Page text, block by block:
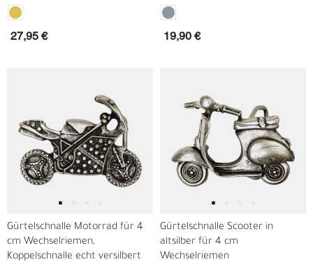
27,95 € 19,90 €
Gürtelschnalle Motorrad für 4
cm Wechselriemen,
Koppelschnalle echt versilbert
Gürtelschnalle Scooter in
altsilber für 4 cm
Wechselriemen